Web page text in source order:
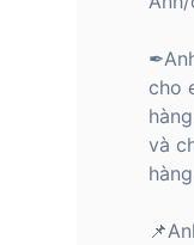
cho
và